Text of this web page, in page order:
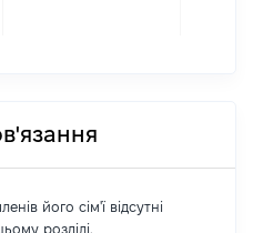
його сім'ї відсутні
розділі.